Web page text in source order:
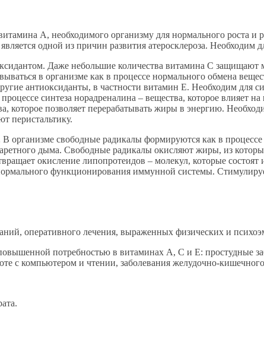
А, необходимого организму для нормального роста и
одной из причин развития атеросклероза.
Даже небольшие количества витамина С
в организме как в процессе нормального обмена
антиоксиданты, в частности витамин Е. Необходим для
синтеза норадреналина – вещества, которое влияет
которое позволяет перерабатывать жиры в энергию.
перистальтику.
организме свободные радикалы формируются как в
дыма. Свободные радикалы окисляют жиры, из
окисление липопротеидов – молекул, которые
функционирования иммунной системы.
оперативного лечения, выраженных физических и
потребностью в витаминах А, С и Е: простудные
с компьютером и чтении, заболевания желудочно-